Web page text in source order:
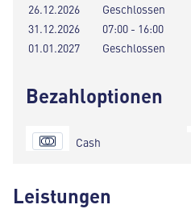
26.12.2026
Geschlossen
31.12.2026
07:00 - 16:00
01.01.2027
Geschlossen
Bezahloptionen
Cash
Leistungen